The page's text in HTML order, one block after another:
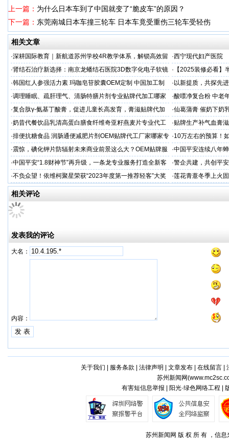
上一篇： 为什么日本车到了中国就变了“脆皮车”的原因？
下一篇： 东莞南城日本车撞三轮车 日本车竟受重伤三轮车受轻伤
相关文章
·深耕国际教育｜新航道苏州学校4R教学体系，解锁高效留
学备考之路
·西宁现代妇产医院
·肾结石治疗新选择：南京龙蟠结石医院3D数字化电子软镜
保肾取石术
· 【2025装修必看
你省下3万冤枉钱！
·韩国红人参强活力素 玛咖皂苷胶囊OEM定制 中国加工制
造商
· 以新提质，共探先
·调理睡眠、疏肝理气、清肠特膳片剂专业贴牌代加工哪家
专业
·酸嘌净复合粉 中老
·复合肽γ-氨基丁酸膏，促进儿童长高发育，膏滋贴牌代加
工厂家
·仙葛蒲膏 催奶下奶
家
·奶昔代餐饮品乳清高蛋白膳食纤维奇亚籽燕麦片专业代工
厂家
·贴牌生产补气血膏
·排便抗糖食品 润肠通便减肥片剂OEM贴牌代工厂家哪家专
业
·10万左右的预算！
·震惊，碘化钾片防辐射未来商业前景这么大？OEM贴牌服
务商
·中国平安连续八年
品牌"
·中国平安“1.8财神节”再升级，一条龙专业服务打造全新客
户体验
·警企共建，共创平
人才专项培训
·不负众望！依维柯聚星荣获“2023年度第一推荐轻客”大奖 ·莲花青薏冬季上火
工厂
相关评论
发表我的评论
大名：
内容：
关于我们 服务条款 法律声明 文章发布| 在线留言|
苏州新闻网(
有害短信息举报 | 阳光·绿色网络工程 |
苏州新闻网 版 权 所 有 ，信